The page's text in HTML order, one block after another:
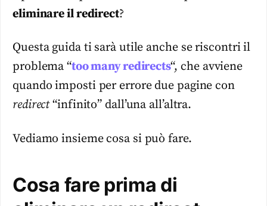
eliminare il redirect?
Questa guida ti sarà utile anche se riscontri il
problema “too many redirects“, che avviene
quando imposti per errore due pagine con
redirect“infinito” dall’una all’altra.
Vediamo insieme cosa si può fare.
Cosa fare prima di